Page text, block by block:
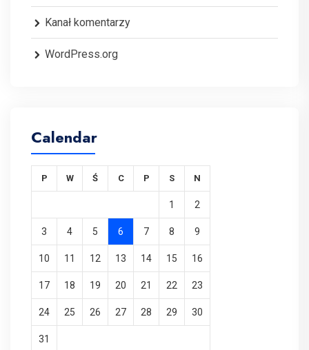
Kanał komentarzy
WordPress.org
Calendar
P W Ś C P S N
1 2
3 4 5 6 7 8 9
10 11 12 13 14 15 16
17 18 19 20 21 22 23
24 25 26 27 28 29 30
31